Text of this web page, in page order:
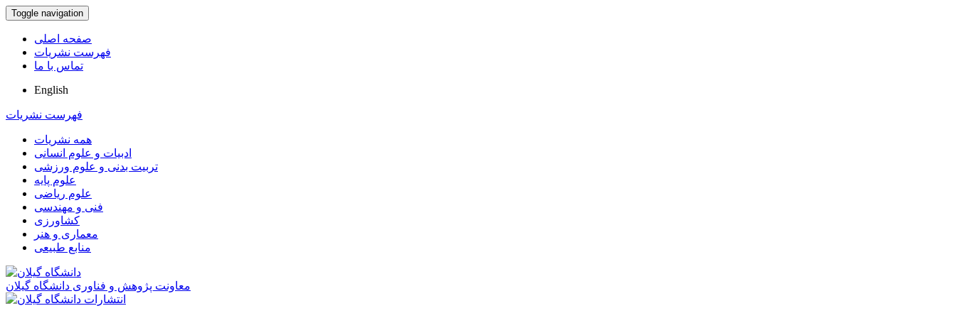
Toggle navigation
صفحه اصلی
فهرست نشریات
تماس با ما
English
فهرست نشریات
همه نشریات
ادبیات و علوم انسانی
تربیت بدنی و علوم ورزشی
علوم پایه
علوم ریاضی
فنی و مهندسی
کشاورزی
معماری و هنر
منابع طبیعی
معاونت پژوهش و فناوری دانشگاه گیلان